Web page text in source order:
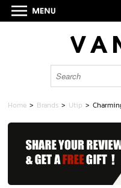
Home > Brands > Utip >